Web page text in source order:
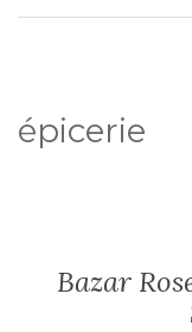
épicerie
Bazar